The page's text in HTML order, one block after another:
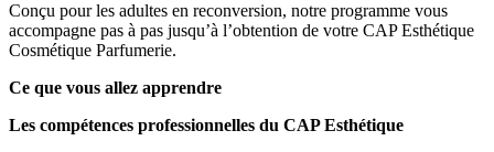
Conçu pour les adultes en reconversion, notre programme vous
accompagne pas à pas jusqu’à l’obtention de votre CAP Esthétique
Cosmétique Parfumerie.
Ce que vous allez apprendre
Les compétences professionnelles du CAP Esthétique